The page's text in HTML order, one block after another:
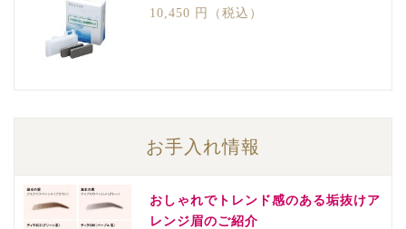
10,450 円（税込）
お手入れ情報
おしゃれでトレンド感のある垢抜けア
レンジ眉のご紹介